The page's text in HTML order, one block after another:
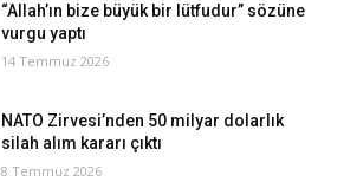
“Allah’ın bize büyük bir lütfudur” sözüne
vurgu yaptı
14 Temmuz 2026
NATO Zirvesi’nden 50 milyar dolarlık
silah alım kararı çıktı
8 Temmuz 2026